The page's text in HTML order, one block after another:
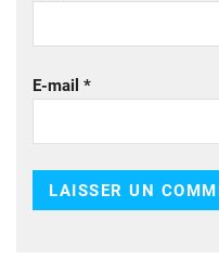
E-mail *